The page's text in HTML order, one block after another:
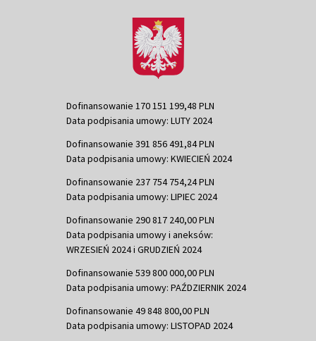
Dofinansowanie 170 151 199,48 PLN
Data podpisania umowy: LUTY 2024
Dofinansowanie 391 856 491,84 PLN
Data podpisania umowy: KWIECIEŃ 2024
Dofinansowanie 237 754 754,24 PLN
Data podpisania umowy: LIPIEC 2024
Dofinansowanie 290 817 240,00 PLN
Data podpisania umowy i aneksów:
WRZESIEŃ 2024 i GRUDZIEŃ 2024
Dofinansowanie 539 800 000,00 PLN
Data podpisania umowy: PAŹDZIERNIK 2024
Dofinansowanie 49 848 800,00 PLN
Data podpisania umowy: LISTOPAD 2024